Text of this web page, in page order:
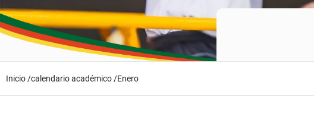
Inicio /calendario académico /Enero